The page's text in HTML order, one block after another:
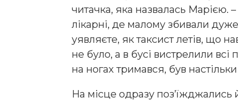
читачка, яка назвалась Марією.
лікарні, де малому збивали
уявляєте, як таксист летів, що
не було, а в бусі вистрелили
на ногах тримався, був
На місце одразу поз’їжджались